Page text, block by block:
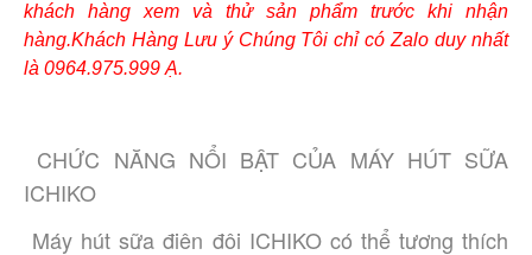
khách hàng xem và thử sản phẩm trước khi nhận
hàng.Khách Hàng Lưu ý Chúng Tôi chỉ có Zalo duy nhất
là 0964.975.999 Ạ.
CHỨC NĂNG NỔI BẬT CỦA MÁY HÚT SỮA
ICHIKO